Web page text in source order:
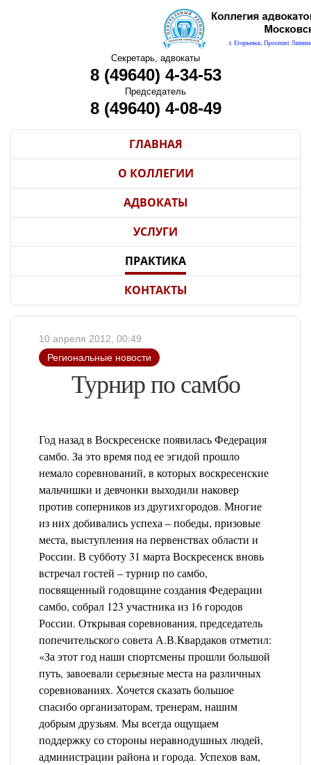
Секретарь, адвокаты
8 (49640) 4-34-53
Председатель
8 (49640) 4-08-49
ГЛАВНАЯ
О КОЛЛЕГИИ
АДВОКАТЫ
УСЛУГИ
ПРАКТИКА
КОНТАКТЫ
10 апреля 2012, 00:49
Региональные новости
Турнир по самбо
Год назад в Воскресенске появилась Федерация
самбо. За это время под ее эгидой прошло
немало соревнований, в которых воскресенские
мальчишки и девчонки выходили наковер
против соперников из другихгородов. Многие
из них добивались успеха – победы, призовые
места, выступления на первенствах области и
России. В субботу 31 марта Воскресенск вновь
встречал гостей – турнир по самбо,
посвященный годовщине создания Федерации
самбо, собрал 123 участника из 16 городов
России. Открывая соревнования, председатель
попечительского совета А.В.Квардаков отметил:
«За этот год наши спортсмены прошли большой
путь, завоевали серьезные места на различных
соревнованиях. Хочется сказать большое
спасибо организаторам, тренерам, нашим
добрым друзьям. Мы всегда ощущаем
поддержку со стороны неравнодушных людей,
администрации района и города. Успехов вам,